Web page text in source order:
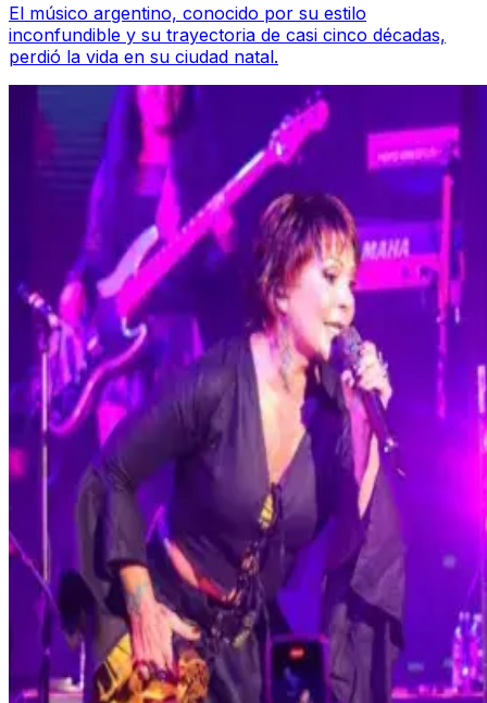
El músico argentino, conocido por su estilo
inconfundible y su trayectoria de casi cinco décadas,
perdió la vida en su ciudad natal.